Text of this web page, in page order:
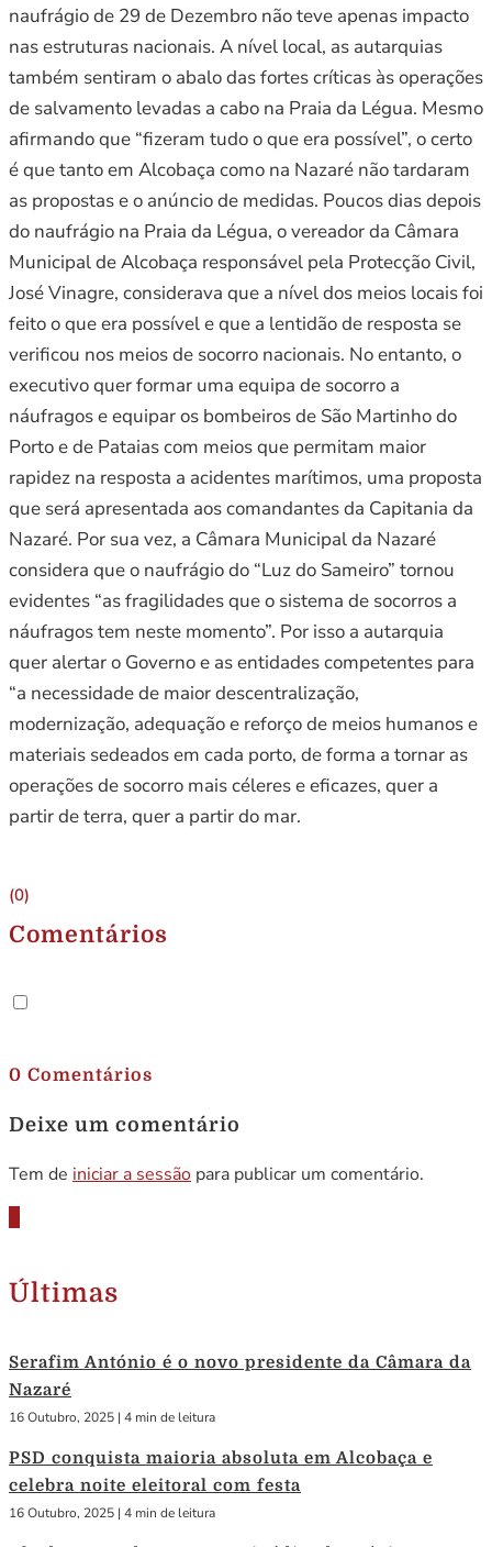
naufrágio de 29 de Dezembro não teve apenas impacto
nas estruturas nacionais. A nível local, as autarquias
também sentiram o abalo das fortes críticas às operações
de salvamento levadas a cabo na Praia da Légua. Mesmo
afirmando que “fizeram tudo o que era possível”, o certo
é que tanto em Alcobaça como na Nazaré não tardaram
as propostas e o anúncio de medidas. Poucos dias depois
do naufrágio na Praia da Légua, o vereador da Câmara
Municipal de Alcobaça responsável pela Protecção Civil,
José Vinagre, considerava que a nível dos meios locais foi
feito o que era possível e que a lentidão de resposta se
verificou nos meios de socorro nacionais. No entanto, o
executivo quer formar uma equipa de socorro a
náufragos e equipar os bombeiros de São Martinho do
Porto e de Pataias com meios que permitam maior
rapidez na resposta a acidentes marítimos, uma proposta
que será apresentada aos comandantes da Capitania da
Nazaré. Por sua vez, a Câmara Municipal da Nazaré
considera que o naufrágio do “Luz do Sameiro” tornou
evidentes “as fragilidades que o sistema de socorros a
náufragos tem neste momento”. Por isso a autarquia
quer alertar o Governo e as entidades competentes para
“a necessidade de maior descentralização,
modernização, adequação e reforço de meios humanos e
materiais sedeados em cada porto, de forma a tornar as
operações de socorro mais céleres e eficazes, quer a
partir de terra, quer a partir do mar.
(0)
Comentários
0 Comentários
Deixe um comentário
Tem de iniciar a sessão para publicar um comentário.
Últimas
Serafim António é o novo presidente da Câmara da
Nazaré
16 Outubro, 2025 | 4 min de leitura
PSD conquista maioria absoluta em Alcobaça e
celebra noite eleitoral com festa
16 Outubro, 2025 | 4 min de leitura